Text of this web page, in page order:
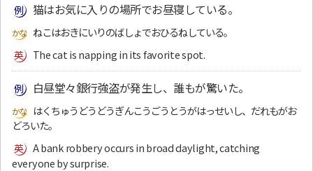
猫はお気に入りの場所でお昼寝している。
ねこはおきにいりのばしょでおひるねしている。
The cat is napping in its favorite spot.
白昼堂々銀行強盗が発生し、誰もが驚いた。
はくちゅうどうどうぎんこうごうとうがはっせいし、だれもがお
どろいた。
A bank robbery occurs in broad daylight, catching
everyone by surprise.